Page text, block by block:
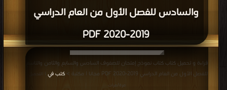
والسادس للفصل الأول من العام الدراسي
2019-2020 PDF
قراءة و تحميل كتاب كتاب نموذج إمتحان للصفوف السادس والسابع والثامن والتاسع
للفصل الأول من العام الدراسي 2019-2020 PDF مجانا | مكتبة >
كتب في
| التحميل :
مرة/مرات